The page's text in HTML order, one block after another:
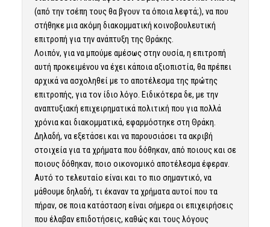
(από την τσέπη τους θα βγουν τα όποια λεφτά;), να που
στήθηκε μια ακόμη διακομματική κοινοβουλευτική
επιτροπή για την ανάπτυξη της Θράκης.
Λοιπόν, για να μπούμε αμέσως στην ουσία, η επιτροπή
αυτή προκειμένου να έχει κάποια αξιοπιστία, θα πρέπει
αρχικά να ασχοληθεί με το αποτέλεσμα της πρώτης
επιτροπής, για τον ίδιο λόγο. Ειδικότερα δε, με την
αναπτυξιακή επιχειρηματικά πολιτική που για πολλά
χρόνια και διακομματικά, εφαρμόστηκε στη Θράκη.
Δηλαδή, να εξετάσει και να παρουσιάσει τα ακριβή
στοιχεία για τα χρήματα που δόθηκαν, από ποιους και σε
ποιους δόθηκαν, ποιο οικονομικό αποτέλεσμα έφεραν.
Αυτό το τελευταίο είναι και το πιο σημαντικό, να
μάθουμε δηλαδή, τι έκαναν τα χρήματα αυτοί που τα
πήραν, σε ποια κατάσταση είναι σήμερα οι επιχειρήσεις
που έλαβαν επιδοτήσεις, καθώς και τους λόγους